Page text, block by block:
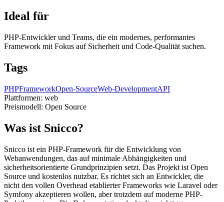
Ideal für
PHP-Entwickler und Teams, die ein modernes, performantes
Framework mit Fokus auf Sicherheit und Code-Qualität suchen.
Tags
PHPFrameworkOpen-SourceWeb-DevelopmentAPI
Plattformen: web
Preismodell: Open Source
Was ist Snicco?
Snicco ist ein PHP-Framework für die Entwicklung von
Webanwendungen, das auf minimale Abhängigkeiten und
sicherheitsorientierte Grundprinzipien setzt. Das Projekt ist Open
Source und kostenlos nutzbar. Es richtet sich an Entwickler, die
nicht den vollen Overhead etablierter Frameworks wie Laravel oder
Symfony akzeptieren wollen, aber trotzdem auf moderne PHP-